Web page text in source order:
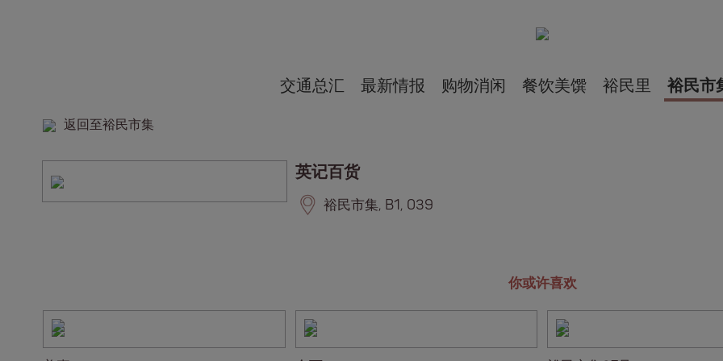
交通总汇 最新情报 购物消闲 餐饮美馔 裕民里 裕民市
返回至裕民市集
英记百货
裕民市集, B1, 039
你或许喜欢